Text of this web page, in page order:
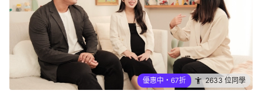
優惠中・67折 2633 位同學